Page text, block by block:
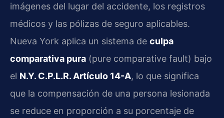
imágenes del lugar del accidente, los registros
médicos y las pólizas de seguro aplicables.
Nueva York aplica un sistema de culpa
comparativa pura (pure comparative fault) bajo
el N.Y. C.P.L.R. Artículo 14-A, lo que significa
que la compensación de una persona lesionada
se reduce en proporción a su porcentaje de